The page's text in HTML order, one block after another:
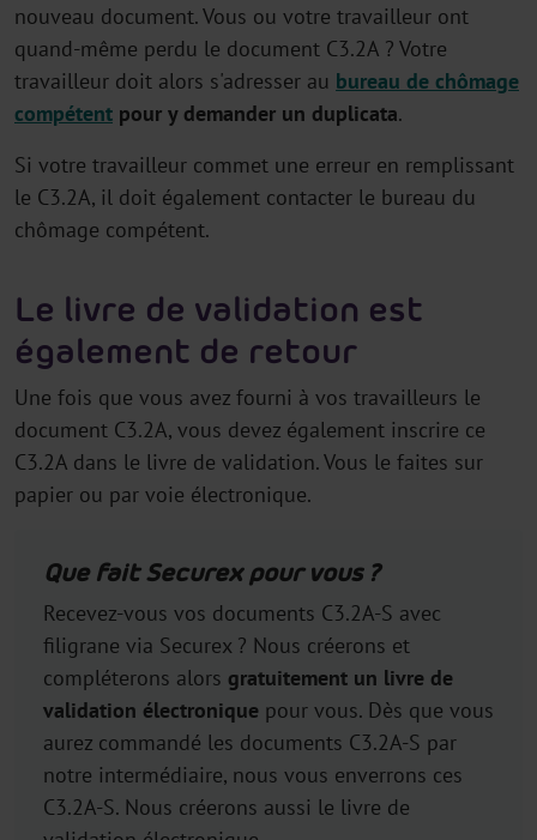
nouveau document. Vous ou votre travailleur ont
quand-même perdu le document C3.2A ? Votre
travailleur doit alors s'adresser au bureau de chômage
compétent pour y demander un duplicata.
Si votre travailleur commet une erreur en remplissant
le C3.2A, il doit également contacter le bureau du
chômage compétent.
Le livre de validation est
également de retour
Une fois que vous avez fourni à vos travailleurs le
document C3.2A, vous devez également inscrire ce
C3.2A dans le livre de validation. Vous le faites sur
papier ou par voie électronique.
Que fait Securex pour vous ?
Recevez-vous vos documents C3.2A-S avec
filigrane via Securex ? Nous créerons et
compléterons alors gratuitement un livre de
validation électronique pour vous. Dès que vous
aurez commandé les documents C3.2A-S par
notre intermédiaire, nous vous enverrons ces
C3.2A-S. Nous créerons aussi le livre de